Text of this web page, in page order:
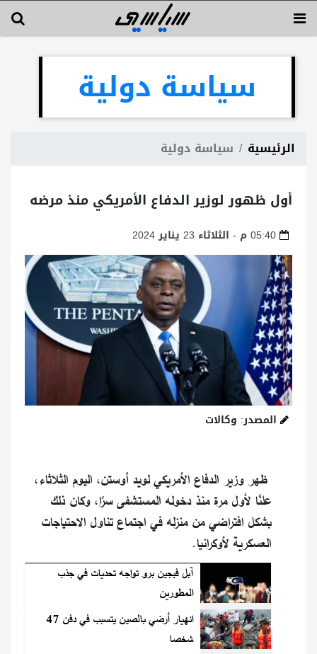
سياسة دولية
الرئيسية سياسة دولية
أول ظهور لوزير الدفاع الأمريكي منذ مرضه
المصدر: وكالات
ظهر وزير الدفاع الأمريكي لويد أوستن، اليوم الثلاثاء،
علنًا ​​لأول مرة منذ دخوله المستشفى سرًا، وكان ذلك
بشكل افتراضي من منزله في اجتماع تناول الاحتياجات
العسكرية لأوكرانيا.
آبل فيجين برو تواجه تحديات في جذب
المطورين
انهيار أرضي بالصين يتسبب في دفن 47
شخصا